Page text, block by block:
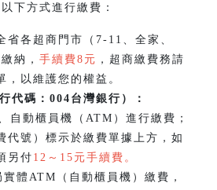
下方式進行繳費：
省各超商門市（7-11、全家、
納， 手續費8元 ，超商繳費務請
，以維護您的權益。
代碼：004台灣銀行）：
自動櫃員機（ATM）進行繳費；
代號）標示於繳費單據上方，如
另付12～15元手續費。
體ATM（自動櫃員機）繳費，